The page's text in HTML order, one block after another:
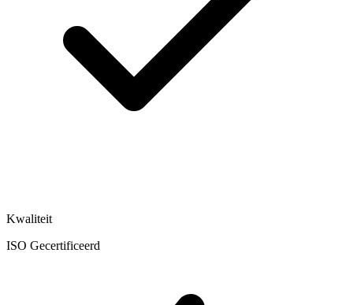
Kwaliteit
ISO Gecertificeerd